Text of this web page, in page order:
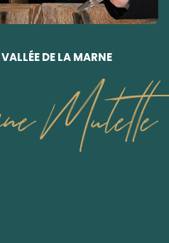
DE LA MARNE
Mulette